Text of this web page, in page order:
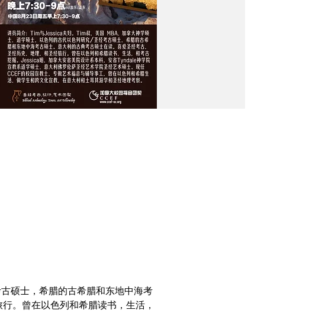
硕士，希腊的古希腊和东地中海考
。曾在以色列和希腊读书，生活，